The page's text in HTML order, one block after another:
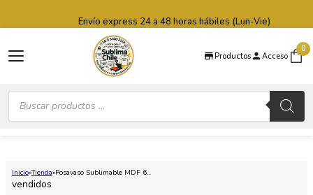
Productos Acceso
0
Búsqueda
productos
Envío express 24 a 48 horas hábiles (Lun-Vie)
Inicio Tienda Posavaso Sublimable MDF 6...
vendidos